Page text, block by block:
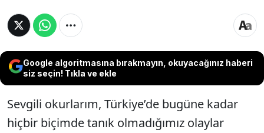
Google algoritmasına bırakmayın, okuyacağınız haberi
siz seçin! Tıkla ve ekle
Sevgili okurlarım, Türkiye’de bugüne kadar
hiçbir biçimde tanık olmadığımız olaylar